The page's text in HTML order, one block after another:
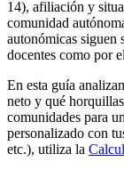
14), afiliación y
comunidad
autonómicas siguen
docentes como por
En esta guía
neto y qué
comunidades para
personalizado con
etc.), utiliza la